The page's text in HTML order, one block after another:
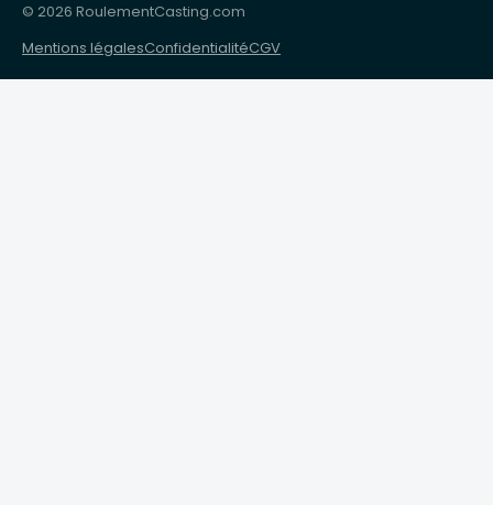
© 2026 RoulementCasting.com
Mentions légalesConfidentialitéCGV